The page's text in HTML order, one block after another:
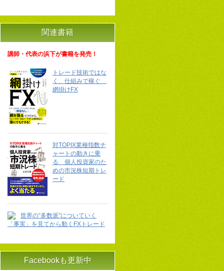
関連書籍
講師・代表の浜下が書籍を発売！
トレード技術ではな
く、仕組みで稼ぐ
網掛けFX
対TOPIX業種指数チ
ャートの動きに乗
る 個人投資家のた
めの市況株短期トレ
ード
世界の“多数派"についていく
「事実」を見てから動くFXトレード
Facebookも更新中